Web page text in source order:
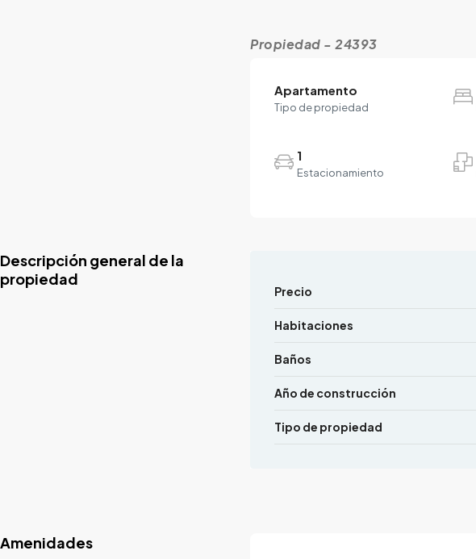
Propiedad - 24393
Apartamento
Tipo de propiedad
1
Estacionamiento
Descripción general de la
propiedad
Precio
Habitaciones
Baños
Año de construcción
Tipo de propiedad
Amenidades